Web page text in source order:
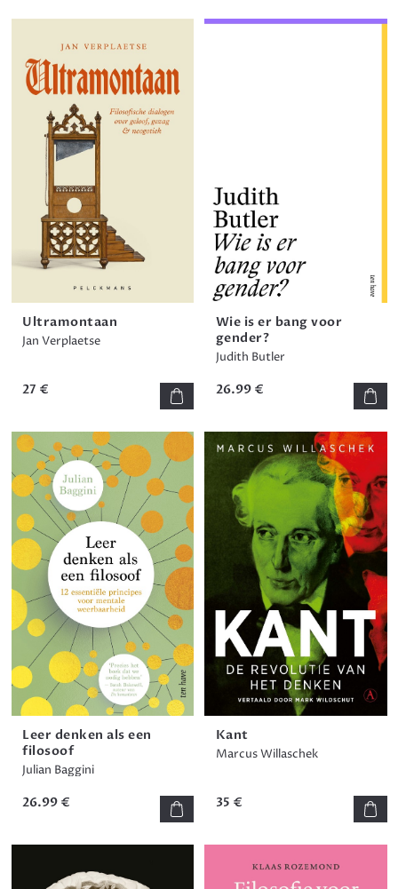
Ultramontaan
Jan Verplaetse
27 €
Wie is er bang voor
gender?
Judith Butler
26.99 €
Leer denken als een
filosoof
Julian Baggini
26.99 €
Kant
Marcus Willaschek
35 €